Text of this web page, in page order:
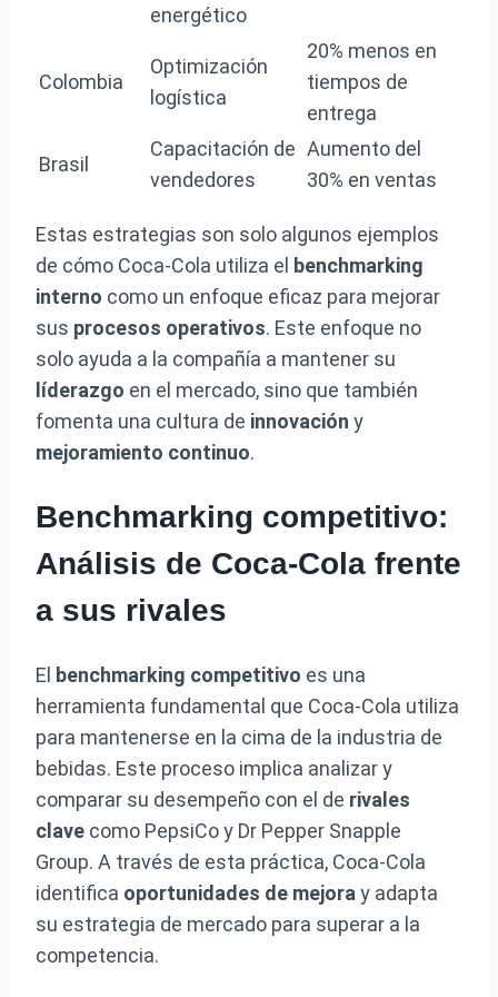
energético
Colombia
Optimización
logística
20% menos en
tiempos de
entrega
Brasil
Capacitación de
vendedores
Aumento del
30% en ventas
Estas estrategias son solo algunos ejemplos
de cómo Coca-Cola utiliza el benchmarking
interno como un enfoque eficaz para mejorar
sus procesos operativos. Este enfoque no
solo ayuda a la compañía a mantener su
líderazgo en el mercado, sino que también
fomenta una cultura de innovación y
mejoramiento continuo.
Benchmarking competitivo:
Análisis de Coca-Cola frente
a sus rivales
El benchmarking competitivo es una
herramienta fundamental que Coca-Cola utiliza
para mantenerse en la cima de la industria de
bebidas. Este proceso implica analizar y
comparar su desempeño con el de rivales
clave como PepsiCo y Dr Pepper Snapple
Group. A través de esta práctica, Coca-Cola
identifica oportunidades de mejoray adapta
su estrategia de mercado para superar a la
competencia.